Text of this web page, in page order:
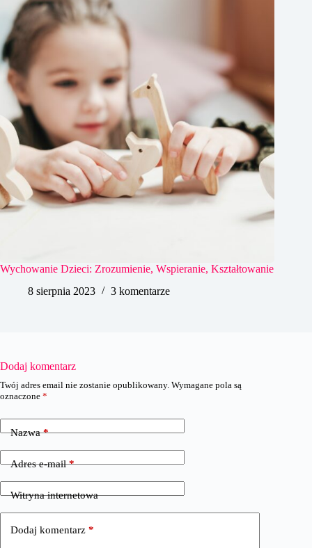
Wychowanie Dzieci: Zrozumienie, Wspieranie, Kształtowanie
8 sierpnia 2023
3 komentarze
Dodaj komentarz
Twój adres email nie zostanie opublikowany. Wymagane pola są
oznaczone *
Nazwa*
Adres e-mail*
Witryna internetowa
Dodaj komentarz *